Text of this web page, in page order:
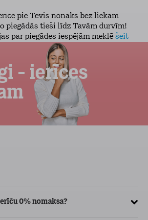
pie Tevis nonāks bez liekām
piegādās tieši līdz Tavām durvīm!
par piegādes iespējām meklē šeit
- ierīces
0% nomaksa?